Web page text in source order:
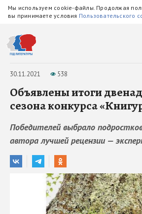
Мы используем cookie-файлы. Продолжая
вы принимаете условия Пользовательского
30.11.2021 538
Объявлены итоги
сезона конкурса
Победителей выбрало
автора лучшей рецензии —